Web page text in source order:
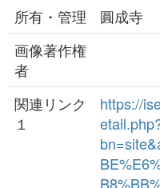
所有・管理
圓成寺
画像著作権
者
関連リンク
１
https://